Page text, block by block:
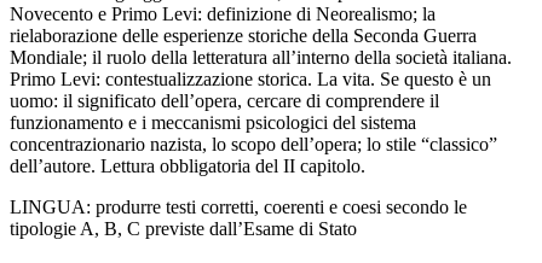
Novecento e Primo Levi: definizione di Neorealismo; la
rielaborazione delle esperienze storiche della Seconda Guerra
Mondiale; il ruolo della letteratura all’interno della società italiana.
Primo Levi: contestualizzazione storica. La vita. Se questo è un
uomo: il significato dell’opera, cercare di comprendere il
funzionamento e i meccanismi psicologici del sistema
concentrazionario nazista, lo scopo dell’opera; lo stile “classico”
dell’autore. Lettura obbligatoria del II capitolo.
LINGUA: produrre testi corretti, coerenti e coesi secondo le
tipologie A, B, C previste dall’Esame di Stato